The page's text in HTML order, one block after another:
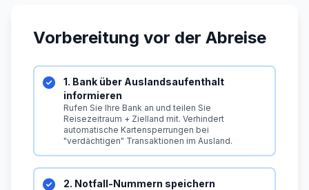
Vorbereitung vor der Abreise
1. Bank über Auslandsaufenthalt
informieren
Rufen Sie Ihre Bank an und teilen Sie
Reisezeitraum + Zielland mit. Verhindert
automatische Kartensperrungen bei
"verdächtigen" Transaktionen im Ausland.
2. Notfall-Nummern speichern